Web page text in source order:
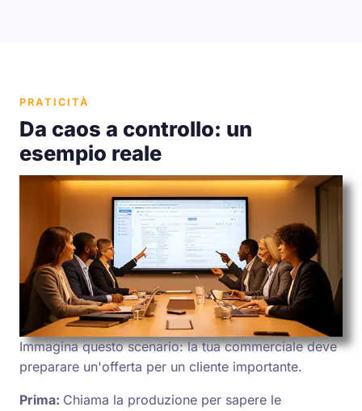
PRATICITÀ
Da caos a controllo: un
esempio reale
Immagina questo scenario: la tua commerciale deve
preparare un'offerta per un cliente importante.
Prima: Chiama la produzione per sapere le